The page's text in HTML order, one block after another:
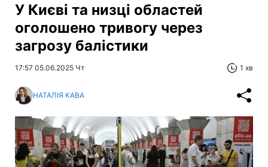
У Києві та низці областей
оголошено тривогу через
загрозу балістики
17:57 05.06.2025 Чт 1 хв
НАТАЛІЯ КАВА